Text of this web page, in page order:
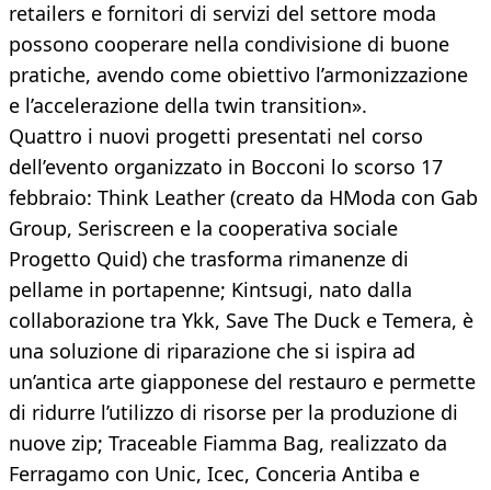
retailers e fornitori di servizi del settore moda
possono cooperare nella condivisione di buone
pratiche, avendo come obiettivo l’armonizzazione
e l’accelerazione della twin transition».
Quattro i nuovi progetti presentati nel corso
dell’evento organizzato in Bocconi lo scorso 17
febbraio: Think Leather (creato da HModa con Gab
Group, Seriscreen e la cooperativa sociale
Progetto Quid) che trasforma rimanenze di
pellame in portapenne; Kintsugi, nato dalla
collaborazione tra Ykk, Save The Duck e Temera, è
una soluzione di riparazione che si ispira ad
un’antica arte giapponese del restauro e permette
di ridurre l’utilizzo di risorse per la produzione di
nuove zip; Traceable Fiamma Bag, realizzato da
Ferragamo con Unic, Icec, Conceria Antiba e